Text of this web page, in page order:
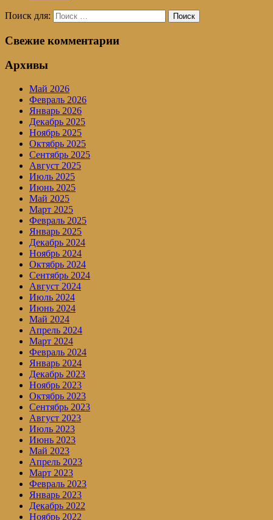
Поиск для: Поиск
Свежие комментарии
Архивы
Май 2026
Февраль 2026
Январь 2026
Декабрь 2025
Ноябрь 2025
Октябрь 2025
Сентябрь 2025
Август 2025
Июль 2025
Июнь 2025
Май 2025
Март 2025
Февраль 2025
Январь 2025
Декабрь 2024
Ноябрь 2024
Октябрь 2024
Сентябрь 2024
Август 2024
Июль 2024
Июнь 2024
Май 2024
Апрель 2024
Март 2024
Февраль 2024
Январь 2024
Декабрь 2023
Ноябрь 2023
Октябрь 2023
Сентябрь 2023
Август 2023
Июль 2023
Июнь 2023
Май 2023
Апрель 2023
Март 2023
Февраль 2023
Январь 2023
Декабрь 2022
Ноябрь 2022